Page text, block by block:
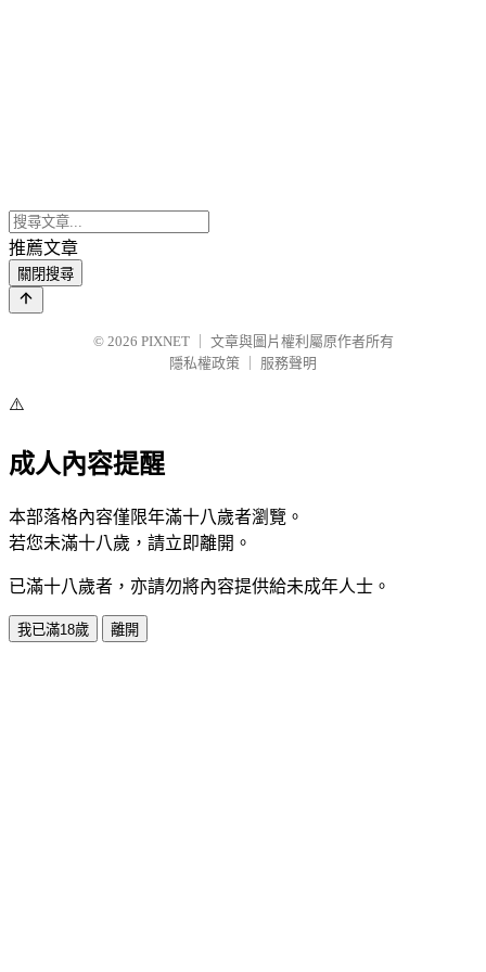
推薦文章
關閉搜尋
© 2026 PIXNET
文章與圖片權利屬原作者所有
隱私權政策
服務聲明
⚠️
成人內容提醒
本部落格內容僅限年滿十八歲者瀏覽。
若您未滿十八歲，請立即離開。
已滿十八歲者，亦請勿將內容提供給未成年人士。
我已滿18歲 離開